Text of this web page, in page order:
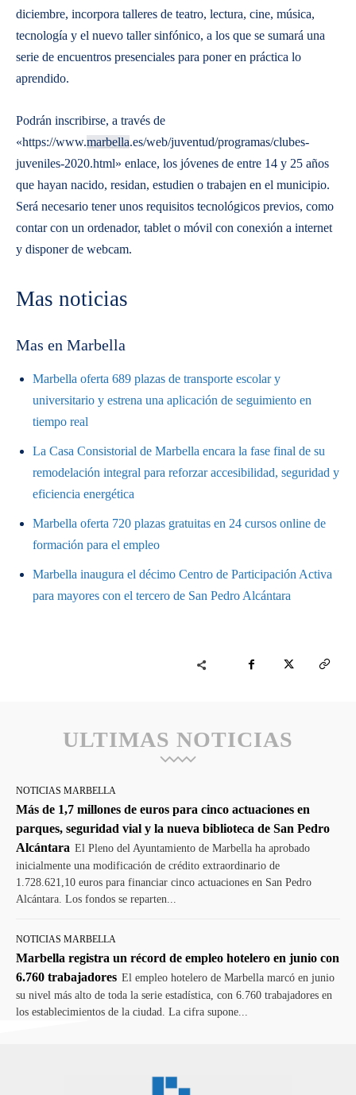
diciembre, incorpora talleres de teatro, lectura, cine, música,
tecnología y el nuevo taller sinfónico, a los que se sumará una
serie de encuentros presenciales para poner en práctica lo
aprendido.
Podrán inscribirse, a través de
«https://www.marbella.es/web/juventud/programas/clubes-
juveniles-2020.html» enlace, los jóvenes de entre 14 y 25 años
que hayan nacido, residan, estudien o trabajen en el municipio.
Será necesario tener unos requisitos tecnológicos previos, como
contar con un ordenador, tablet o móvil con conexión a internet
y disponer de webcam.
Mas noticias
Mas en Marbella
Marbella oferta 689 plazas de transporte escolar y
universitario y estrena una aplicación de seguimiento en
tiempo real
La Casa Consistorial de Marbella encara la fase final de su
remodelación integral para reforzar accesibilidad, seguridad y
eficiencia energética
Marbella oferta 720 plazas gratuitas en 24 cursos online de
formación para el empleo
Marbella inaugura el décimo Centro de Participación Activa
para mayores con el tercero de San Pedro Alcántara
ULTIMAS NOTICIAS
NOTICIAS MARBELLA
Más de 1,7 millones de euros para cinco actuaciones en
parques, seguridad vial y la nueva biblioteca de San Pedro
Alcántara El Pleno del Ayuntamiento de Marbella ha aprobado
inicialmente una modificación de crédito extraordinario de
1.728.621,10 euros para financiar cinco actuaciones en San Pedro
Alcántara. Los fondos se reparten...
NOTICIAS MARBELLA
Marbella registra un récord de empleo hotelero en junio con
6.760 trabajadores El empleo hotelero de Marbella marcó en junio
su nivel más alto de toda la serie estadística, con 6.760 trabajadores en
los establecimientos de la ciudad. La cifra supone...